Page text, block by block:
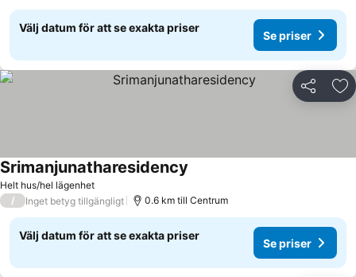
Välj datum för att se exakta priser
Se priser
Dela
Helt hus/hel lägenhet
Srimanjunatharesidency
/ Inget betyg tillgängligt 0.6 km till Centrum
Välj datum för att se exakta priser
Se priser